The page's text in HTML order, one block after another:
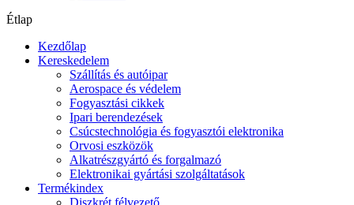
Étlap
Kezdőlap
Kereskedelem
Szállítás és autóipar
Aerospace és védelem
Fogyasztási cikkek
Ipari berendezések
Csúcstechnológia és fogyasztói elektronika
Orvosi eszközök
Alkatrészgyártó és forgalmazó
Elektronikai gyártási szolgáltatások
Termékindex
Diszkrét félvezető